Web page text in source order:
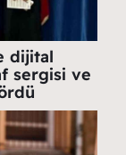
dijital
sergisi ve